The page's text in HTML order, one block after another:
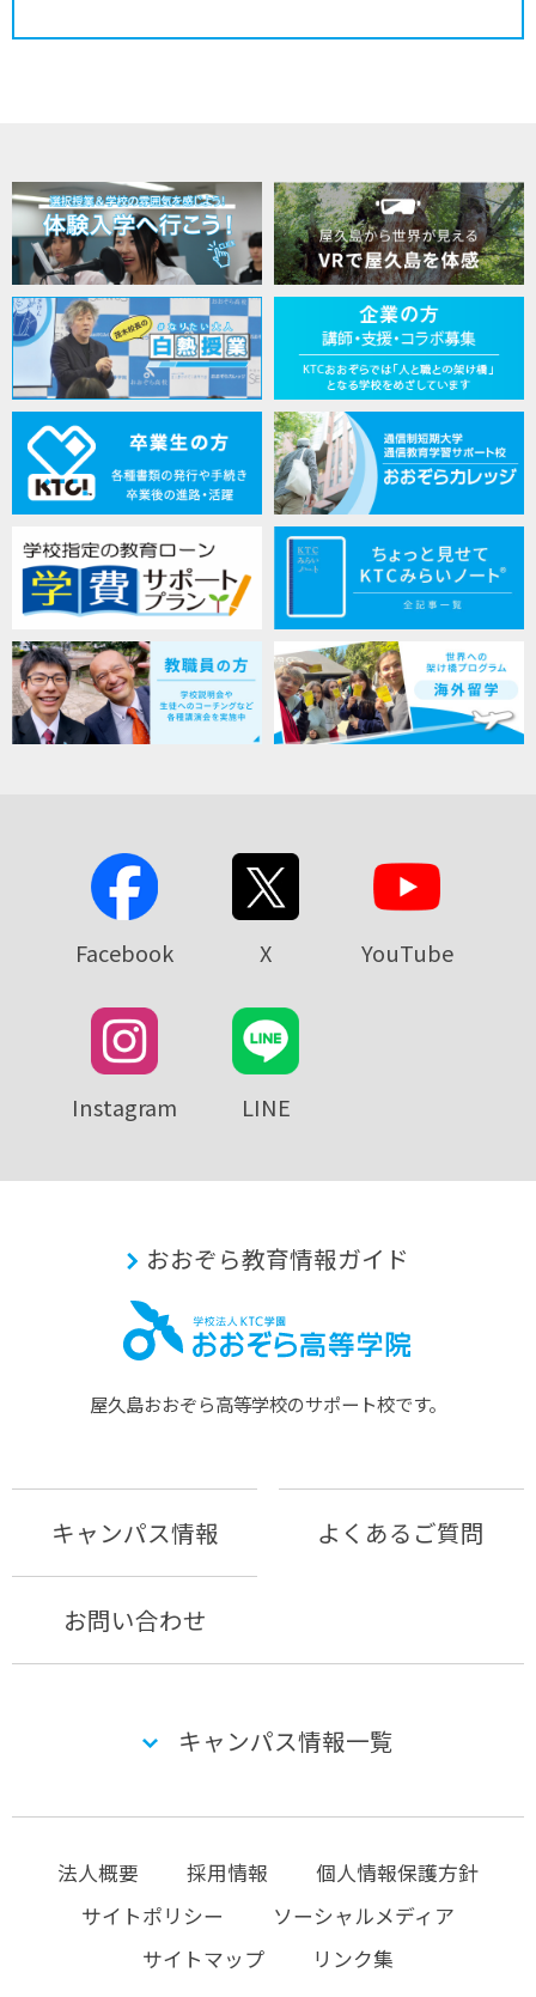
Facebook X YouTube
Instagram LINE
おおぞら教育情報ガイド
屋久島おおぞら⾼等学校のサポート校です。
キャンパス情報 よくあるご質問
お問い合わせ
キャンパス情報一覧
法人概要 採用情報
個人情報保護方針
サイトポリシー
ソーシャルメディア
サイトマップ
リンク集